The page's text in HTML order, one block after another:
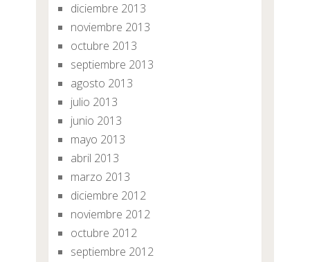
diciembre 2013
noviembre 2013
octubre 2013
septiembre 2013
agosto 2013
julio 2013
junio 2013
mayo 2013
abril 2013
marzo 2013
diciembre 2012
noviembre 2012
octubre 2012
septiembre 2012